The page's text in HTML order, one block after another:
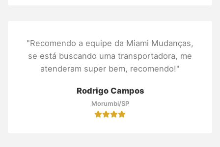
"Recomendo a equipe da Miami Mudanças,
se está buscando uma transportadora, me
atenderam super bem, recomendo!"
Rodrigo Campos
Morumbi/SP